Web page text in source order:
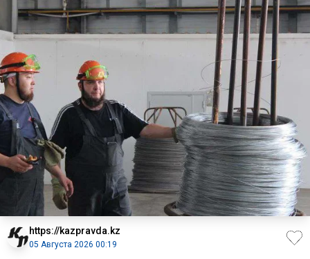
https://kazpravda.kz
05 Августа 2026 00:19